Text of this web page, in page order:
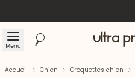
Menu Rechercher Accueil
Accueil Chien Croquettes chien